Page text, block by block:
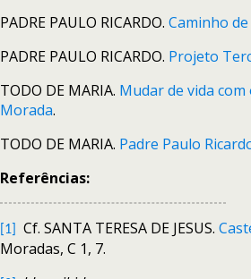
PADRE PAULO RICARDO. Caminho
PADRE PAULO RICARDO. Projeto
TODO DE MARIA. Mudar de vida
Morada.
TODO DE MARIA. Padre Paulo
Referências:
[1] Cf. SANTA TERESA DE JESUS.
Moradas, C 1, 7.